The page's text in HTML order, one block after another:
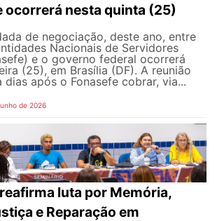
ocorrerá nesta quinta (25)
de negociação, deste ano, entre
Nacionais de Servidores
e o governo federal ocorrerá
(25), em Brasília (DF). A reunião
após o Fonasefe cobrar, via...
de 2026
luta por Memória,
e Reparação em